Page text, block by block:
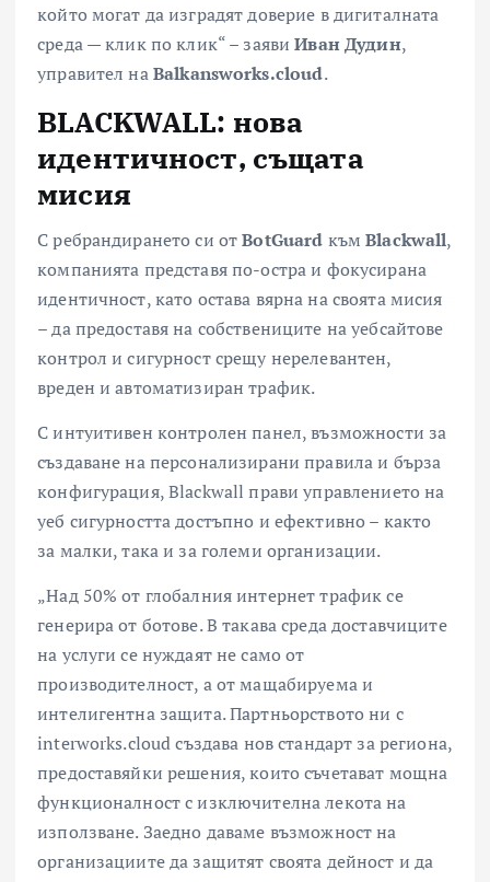
който могат да изградят доверие в дигиталната
среда — клик по клик“ – заявиИван Дудин,
управител наBalkansworks.cloud.
BLACKWALL: нова
идентичност, същата
мисия
С ребрандирането си отBotGuard къмBlackwall,
компанията представя по-остра и фокусирана
идентичност, като остава вярна на своята мисия
– да предоставя на собствениците на уебсайтове
контрол и сигурност срещу нерелевантен,
вреден и автоматизиран трафик.
С интуитивен контролен панел, възможности за
създаване на персонализирани правила и бърза
конфигурация, Blackwall прави управлението на
уеб сигурността достъпно и ефективно – както
за малки, така и за големи организации.
„Над 50% от глобалния интернет трафик се
генерира от ботове. В такава среда доставчиците
на услуги се нуждаят не само от
производителност, а от мащабируема и
интелигентна защита. Партньорството ни с
interworks.cloud създава нов стандарт за региона,
предоставяйки решения, които съчетават мощна
функционалност с изключителна лекота на
използване. Заедно даваме възможност на
организациите да защитят своята дейност и да